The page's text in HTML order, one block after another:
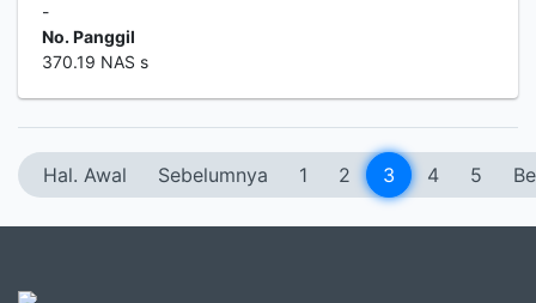
-
No. Panggil
370.19 NAS s
Hal. Awal Sebelumnya 1 2 3 4 5